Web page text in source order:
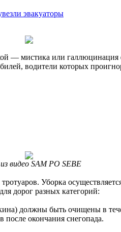
эвакуаторы
— мистика или
водители которых
видео SAM PO SEBE
Уборка
дорог разных категорий:
должны быть очищены в
после окончания снегопада.